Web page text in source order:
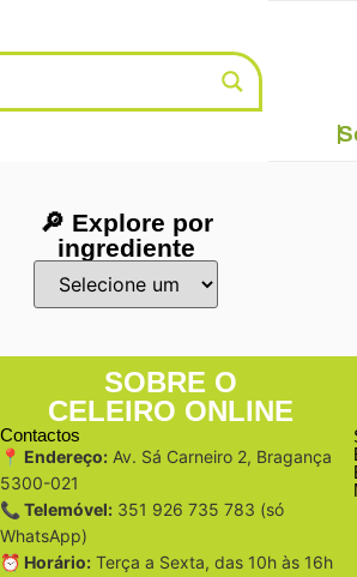
🔎 Explore por
ingrediente
SOBRE O
CELEIRO ONLINE
Contactos
📍 Endereço: Av. Sá Carneiro 2, Bragança
5300-021
📞 Telemóvel: 351 926 735 783 (só
WhatsApp)
⏰ Horário: Terça a Sexta, das 10h às 16h